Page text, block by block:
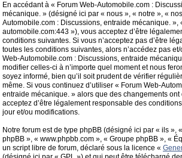
En accédant à « Forum Web-Automobile.com :
mécanique. » (désigné ici par « nous », « notre », «
Automobile.com : Discussions, entraide mécanique. »,
automobile.com:443 »), vous acceptez d’être
conditions suivantes. Si vous n’acceptez pas d’être
toutes les conditions suivantes, alors n’accédez pas
Web-Automobile.com : Discussions, entraide
modifier celles-ci à n’importe quel moment et nous
soyez informé, bien qu’il soit prudent de vérifier
même. Si vous continuez d’utiliser « Forum Web-
entraide mécanique. » alors que des changements ont
acceptez d’être légalement responsable des
jour et/ou modifications.
Notre forum est de type phpBB (désigné ici par « ils »,
phpBB », « www.phpbb.com », « Groupe phpBB », «
un script libre de forum, déclaré sous la licence «